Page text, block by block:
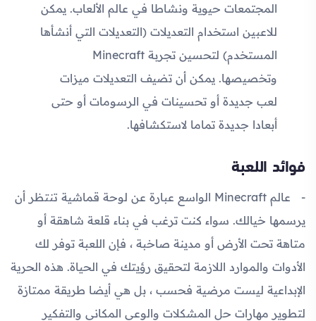
المجتمعات حيوية ونشاطا في عالم الألعاب. يمكن
للاعبين استخدام التعديلات (التعديلات التي أنشأها
المستخدم) لتحسين تجربة Minecraft
وتخصيصها. يمكن أن تضيف التعديلات ميزات
لعب جديدة أو تحسينات في الرسومات أو حتى
أبعادا جديدة تماما لاستكشافها.
فوائد اللعبة
عالم Minecraft الواسع عبارة عن لوحة قماشية تنتظر أن
يرسمها خيالك. سواء كنت ترغب في بناء قلعة شاهقة أو
متاهة تحت الأرض أو مدينة صاخبة ، فإن اللعبة توفر لك
الأدوات والموارد اللازمة لتحقيق رؤيتك في الحياة. هذه الحرية
الإبداعية ليست مرضية فحسب ، بل هي أيضا طريقة ممتازة
لتطوير مهارات حل المشكلات والوعي المكاني والتفكير